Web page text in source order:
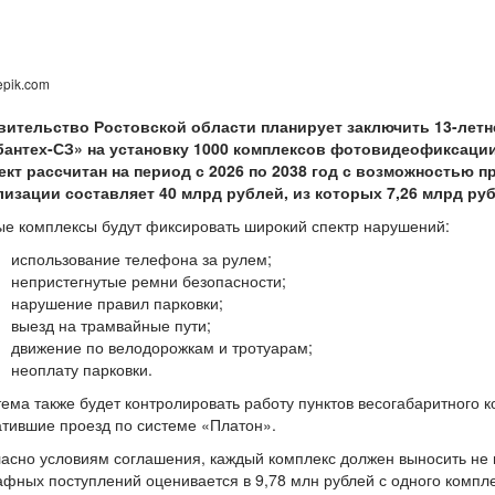
Ростовской области планирует заключить 13-
СЗ» на установку 1000 комплексов
рассчитан на период с 2026 по 2038 год с возможностью
составляет 40 млрд рублей, из которых 7,26 млрд
комплексы будут фиксировать широкий спектр нарушений:
использование телефона за рулем;
непристегнутые ремни безопасности;
нарушение правил парковки;
выезд на трамвайные пути;
движение по велодорожкам и тротуарам;
неоплату парковки.
также будет контролировать работу пунктов весогабаритного
проезд по системе «Платон».
условиям соглашения, каждый комплекс должен выносить
поступлений оценивается в 9,78 млн рублей с одного